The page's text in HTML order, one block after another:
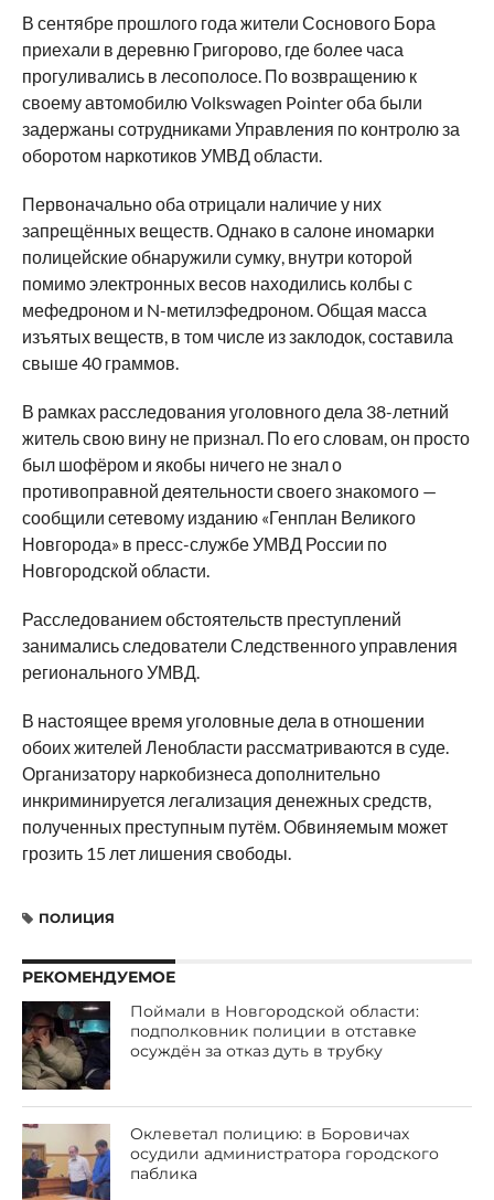
В сентябре прошлого года жители Соснового Бора
приехали в деревню Григорово, где более часа
прогуливались в лесополосе. По возвращению к
своему автомобилю Volkswagen Pointer оба были
задержаны сотрудниками Управления по контролю за
оборотом наркотиков УМВД области.
Первоначально оба отрицали наличие у них
запрещённых веществ. Однако в салоне иномарки
полицейские обнаружили сумку, внутри которой
помимо электронных весов находились колбы с
мефедроном и N-метилэфедроном. Общая масса
изъятых веществ, в том числе из заклодок, составила
свыше 40 граммов.
В рамках расследования уголовного дела 38-летний
житель свою вину не признал. По его словам, он просто
был шофёром и якобы ничего не знал о
противоправной деятельности своего знакомого —
сообщили сетевому изданию «Генплан Великого
Новгорода» в пресс-службе УМВД России по
Новгородской области.
Расследованием обстоятельств преступлений
занимались следователи Следственного управления
регионального УМВД.
В настоящее время уголовные дела в отношении
обоих жителей Ленобласти рассматриваются в суде.
Организатору наркобизнеса дополнительно
инкриминируется легализация денежных средств,
полученных преступным путём. Обвиняемым может
грозить 15 лет лишения свободы.
ПОЛИЦИЯ
РЕКОМЕНДУЕМОЕ
Поймали в Новгородской области:
подполковник полиции в отставке
осуждён за отказ дуть в трубку
Оклеветал полицию: в Боровичах
осудили администратора городского
паблика